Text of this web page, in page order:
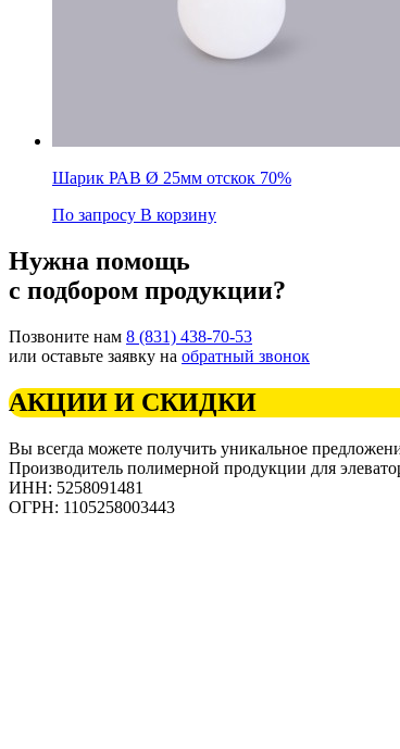
Шарик РАВ Ø 25мм отскок 70%
По запросу В корзину
Нужна помощь
с подбором продукции?
Позвоните нам 8 (831) 438-70-53
или оставьте заявку на обратный звонок
АКЦИИ И СКИДКИ
Вы всегда можете получить уникальное
Производитель полимерной продукции для
ИНН: 5258091481
ОГРН: 1105258003443